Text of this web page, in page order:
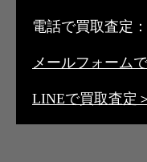
電話で買取査定
メールフォーム
LINEで買取査定